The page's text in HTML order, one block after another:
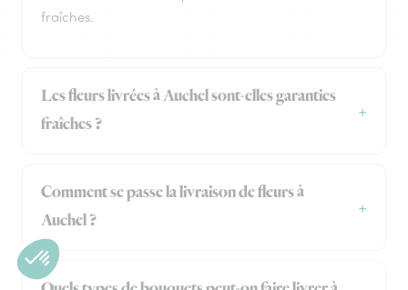
fraîches.
Les fleurs livrées à Auchel sont-elles garanties
fraîches ?
Comment se passe la livraison de fleurs à
Auchel ?